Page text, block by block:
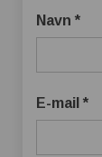
Navn *
E-mail *